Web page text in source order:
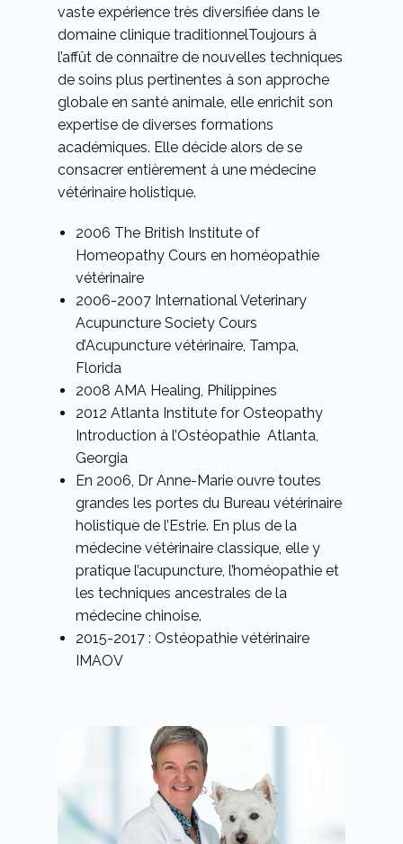
vaste expérience très diversifiée dans le
domaine clinique traditionnelToujours à
l’affût de connaître de nouvelles techniques
de soins plus pertinentes à son approche
globale en santé animale, elle enrichit son
expertise de diverses formations
académiques. Elle décide alors de se
consacrer entièrement à une médecine
vétérinaire holistique.
2006 The British Institute of
Homeopathy Cours en homéopathie
vétérinaire
2006-2007 International Veterinary
Acupuncture Society Cours
d’Acupuncture vétérinaire, Tampa,
Florida
2008 AMA Healing, Philippines
2012 Atlanta Institute for Osteopathy
Introduction à l’Ostéopathie Atlanta,
Georgia
En 2006, Dr Anne-Marie ouvre toutes
grandes les portes du Bureau vétérinaire
holistique de l’Estrie. En plus de la
médecine vétérinaire classique, elle y
pratique l’acupuncture, l’homéopathie et
les techniques ancestrales de la
médecine chinoise.
2015-2017 : Ostéopathie vétérinaire
IMAOV